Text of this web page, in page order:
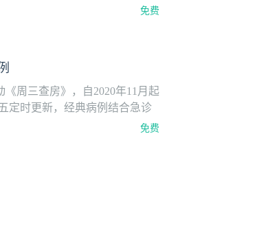
。为了提高心血管病合并新型
的诊治策略。本期讲题新冠感
（周二）讲者周萍点评专家张
中心副主任顾晴 主任医师中国
免费
周三查房》，自2020年11月起
定时更新，经典病例结合急诊
流学习。更多内容，请安装壹
左右，自服“莲花清瘟”等
免费